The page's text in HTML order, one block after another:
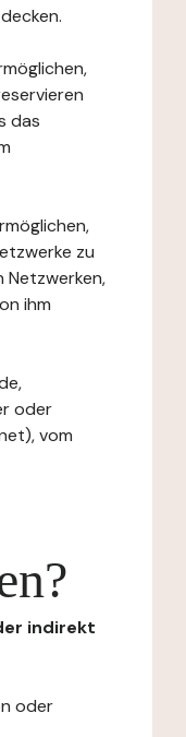
das
zu
Netzwerken,
ihm
oder
vom
indirekt
oder